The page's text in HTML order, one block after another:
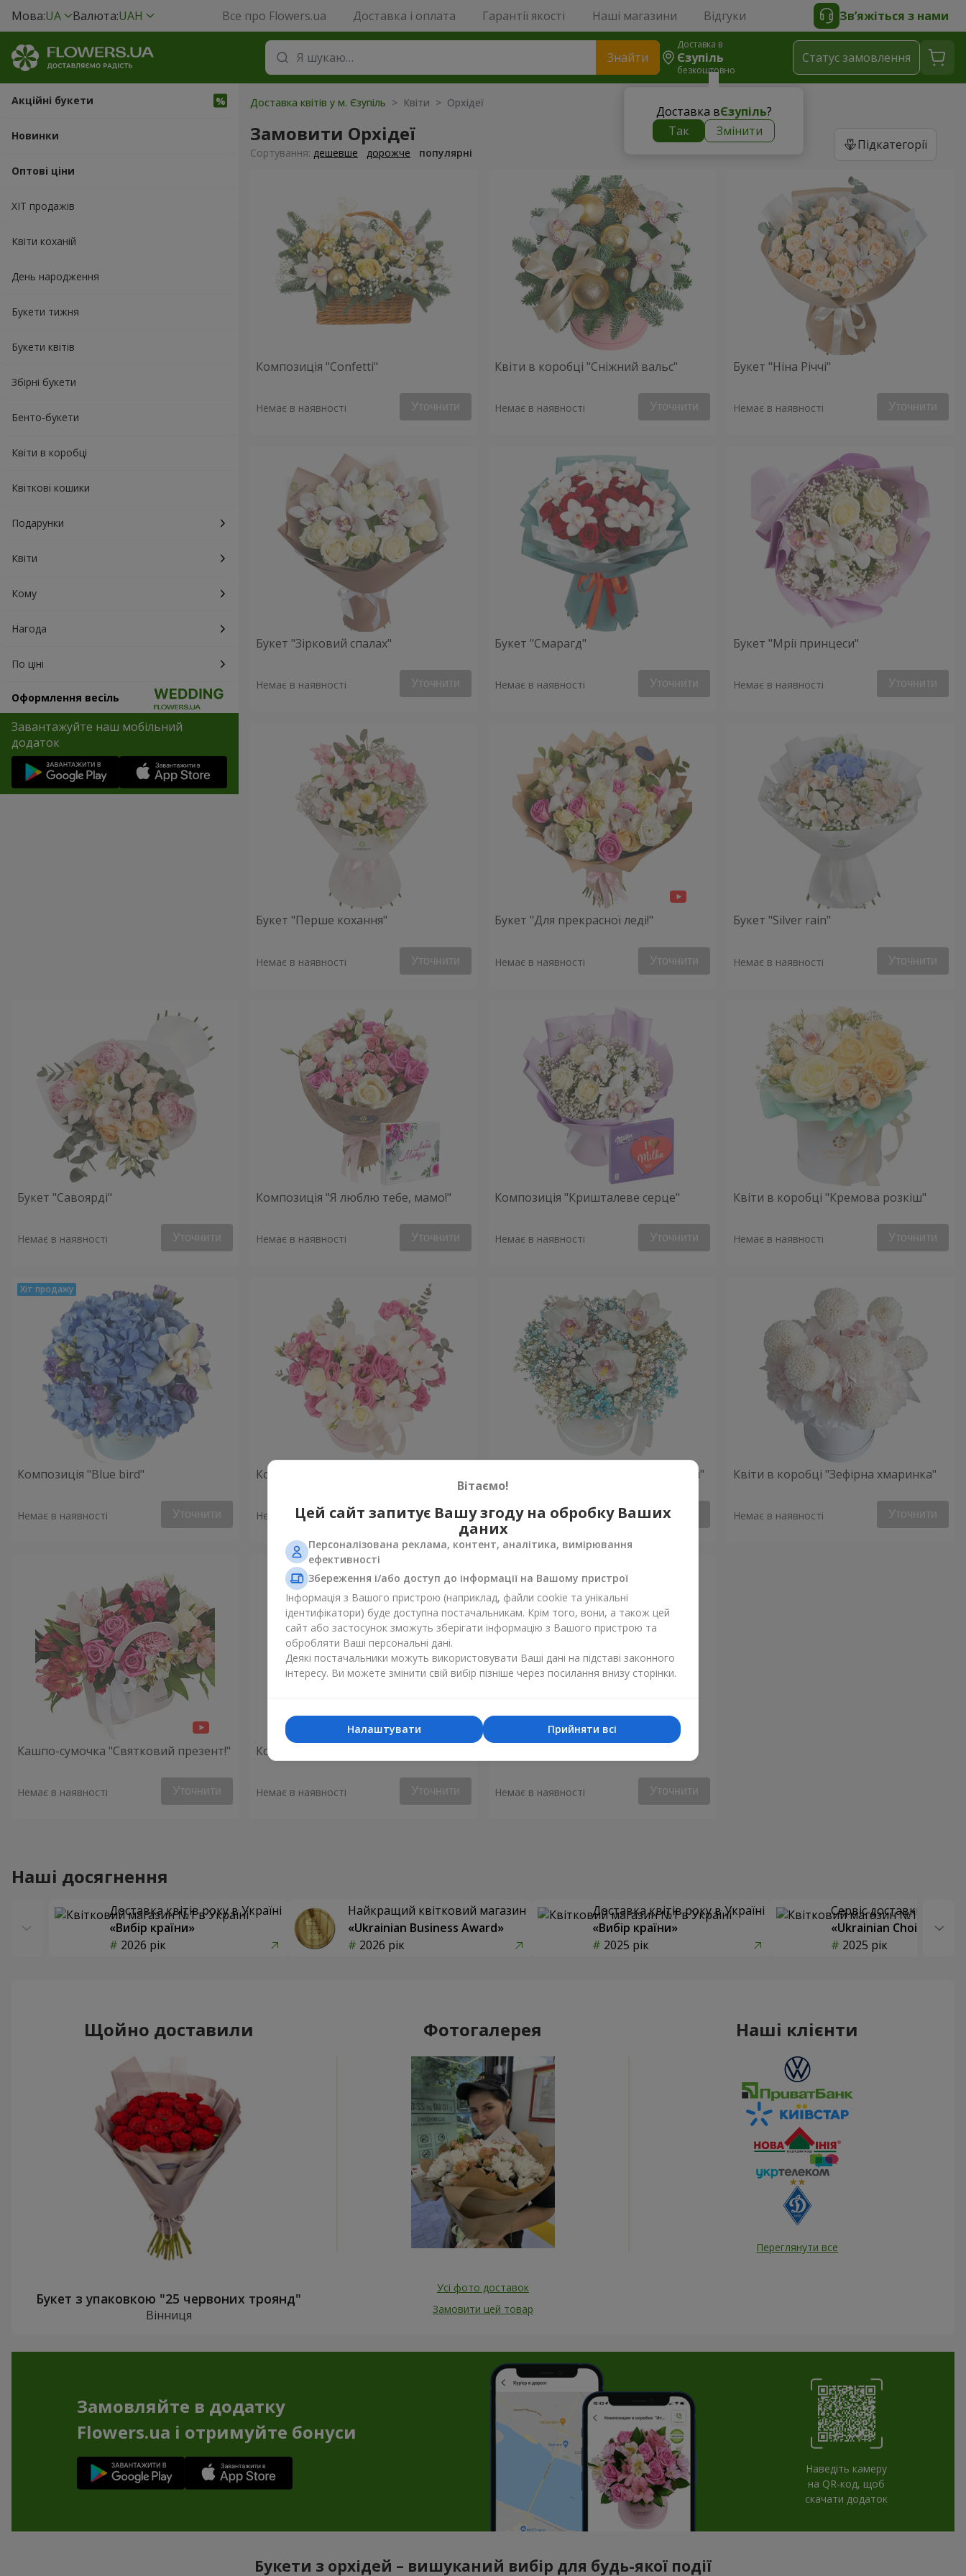
Мова:UA Валюта:UAH Все про Flowers.ua Доставка і оплата Гарантії якості Наші магазини Відгуки Зв’яжіться з нами
Знайти
Доставка в
Єзупіль
безкоштовно
Доставка вЄзупіль?
Так
Змінити
Статус замовлення
Акційні букети
Новинки
Оптові ціни
ХІТ продажів
Квіти коханій
День народження
Букети тижня
Букети квітів
Збірні букети
Бенто-букети
Квіти в коробці
Квіткові кошики
Подарунки
Квіти
Кому
Нагода
По ціні
Оформлення весіль
Завантажуйте наш мобільний
додаток
Доставка квітів у м. Єзупіль > Квіти > Орхідеї
Замовити Орхідеї Підкатегорії
Сортування: дешевше дорожче популярні
Композиція "Confetti"
Немає в наявності Уточнити
Квіти в коробці "Сніжний вальс"
Немає в наявності Уточнити
Букет "Ніна Річчі"
Немає в наявності Уточнити
Букет "Зірковий спалах"
Немає в наявності Уточнити
Букет "Смарагд"
Немає в наявності Уточнити
Букет "Мрії принцеси"
Немає в наявності Уточнити
Букет "Перше кохання"
Немає в наявності Уточнити
Букет "Для прекрасної леді!"
Немає в наявності Уточнити
Букет "Silver rain"
Немає в наявності Уточнити
Букет "Савоярді"
Немає в наявності Уточнити
Композиція "Я люблю тебе, мамо!"
Немає в наявності Уточнити
Композиція "Кришталеве серце"
Немає в наявності Уточнити
Квіти в коробці "Кремова розкіш"
Немає в наявності Уточнити
Композиція "Blue bird"
Немає в наявності Уточнити
Композиція "Квітка Цісик"
Немає в наявності Уточнити
Квіти в коробці "Райдужний настрій"
Немає в наявності Уточнити
Квіти в коробці "Зефірна хмаринка"
Немає в наявності Уточнити
Кашпо-сумочка "Святковий презент!"
Немає в наявності Уточнити
Композиція "Монако"
Немає в наявності Уточнити Немає в наявності Уточнити
Наші досягнення
Доставка квітів року в Україні
«Вибір країни»
2026 рік
Найкращий квітковий магазин
«Ukrainian Business Award»
2026 рік
Доставка квітів року в Україні
«Вибір країни»
2025 рік
Сервіс доставки квітів
«Ukrainian Choice»
2025 рік
Щойно доставили
Букет з упаковкою "25 червоних троянд"
Вінниця
Фотогалерея
Усі фото доставок
Замовити цей товар
Наші клієнти
Переглянути все
Замовляйте в додатку
Flowers.ua і отримуйте бонуси
Наведіть камеру
на QR-код, щоб
скачати додаток
Букети з орхідей – вишуканий вибір для будь-якої події
Вітаємо!
Цей сайт запитує Вашу згоду на обробку Ваших
даних
Персоналізована реклама, контент, аналітика, вимірювання
ефективності
Збереження і/або доступ до інформації на Вашому пристрої
Інформація з Вашого пристрою (наприклад, файли cookie та унікальні
ідентифікатори) буде доступна постачальникам. Крім того, вони, а також цей
сайт або застосунок зможуть зберігати інформацію з Вашого пристрою та
обробляти Ваші персональні дані.
Деякі постачальники можуть використовувати Ваші дані на підставі законного
інтересу. Ви можете змінити свій вибір пізніше через посилання внизу сторінки.
Прийняти всі
Налаштувати